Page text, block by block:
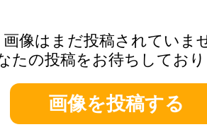
画像はまだ投稿されていま
たの投稿をお待ちしてお
画像を投稿する